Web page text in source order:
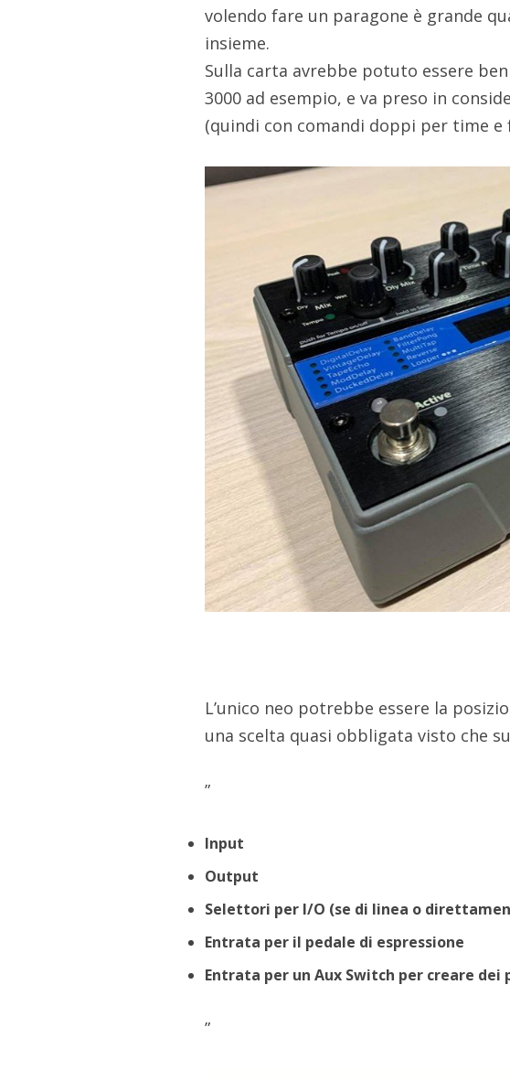
volendo fare un paragone è grande
insieme.
Sulla carta avrebbe potuto essere
3000 ad esempio, e va preso in
(quindi con comandi doppi per time e
L’unico neo potrebbe essere la
una scelta quasi obbligata visto che
”
Input
Output
Selettori per I/O (se di linea o
Entrata per il pedale di espressione
Entrata per un Aux Switch per creare
”